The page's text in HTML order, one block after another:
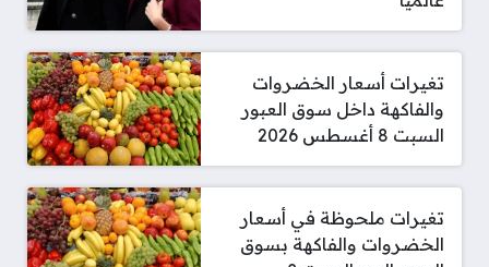
تغيرات أسعار الخضروات
والفاكهة داخل سوق العبور
السبت 8 أغسطس 2026
تغيرات ملحوظة في أسعار
الخضروات والفاكهة بسوق